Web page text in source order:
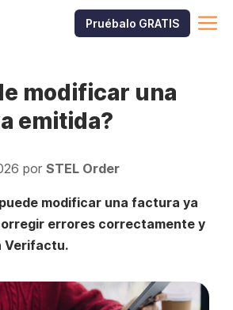
Pruébalo GRATIS
modificar una
emitida?
por STEL Order
modificar una factura ya
errores correctamente y
Verifactu.